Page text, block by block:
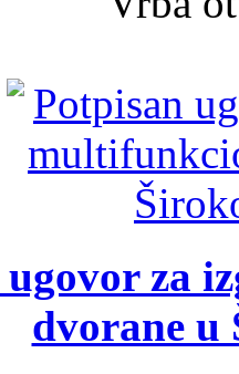
ugovor za
dvorane u